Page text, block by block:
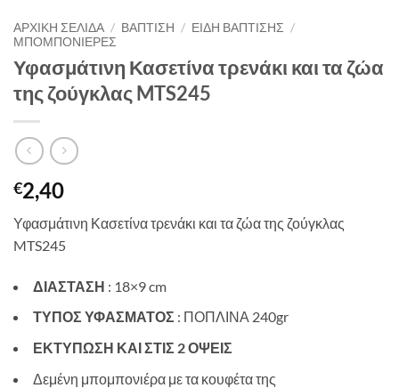
ΑΡΧΙΚΉ ΣΕΛΊΔΑ / ΒΑΠΤΙΣΗ / ΕΙΔΗ ΒΑΠΤΙΣΗΣ /
ΜΠΟΜΠΟΝΙΕΡΕΣ
Υφασμάτινη Κασετίνα τρενάκι και τα ζώα
της ζούγκλας MTS245
€2,40
Υφασμάτινη Κασετίνα τρενάκι και τα ζώα της ζούγκλας
MTS245
ΔΙΑΣΤΑΣΗ : 18×9 cm
ΤΥΠΟΣ ΥΦΑΣΜΑΤΟΣ : ΠΟΠΛΙΝΑ 240gr
ΕΚΤΥΠΩΣΗ ΚΑΙ ΣΤΙΣ 2 ΟΨΕΙΣ
Δεμένη μπομπονιέρα με τα κουφέτα της